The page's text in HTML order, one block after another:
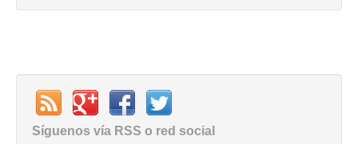
Síguenos vía RSS o red social